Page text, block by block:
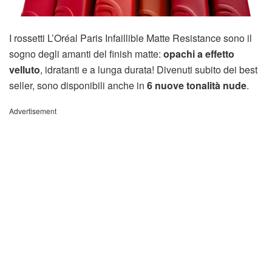
I rossetti L’Oréal Paris Infaillible Matte Resistance sono il
sogno degli amanti del finish matte: opachi a effetto
velluto, idratanti e a lunga durata! Divenuti subito dei best
seller, sono disponibili anche in 6 nuove tonalità nude.
Advertisement